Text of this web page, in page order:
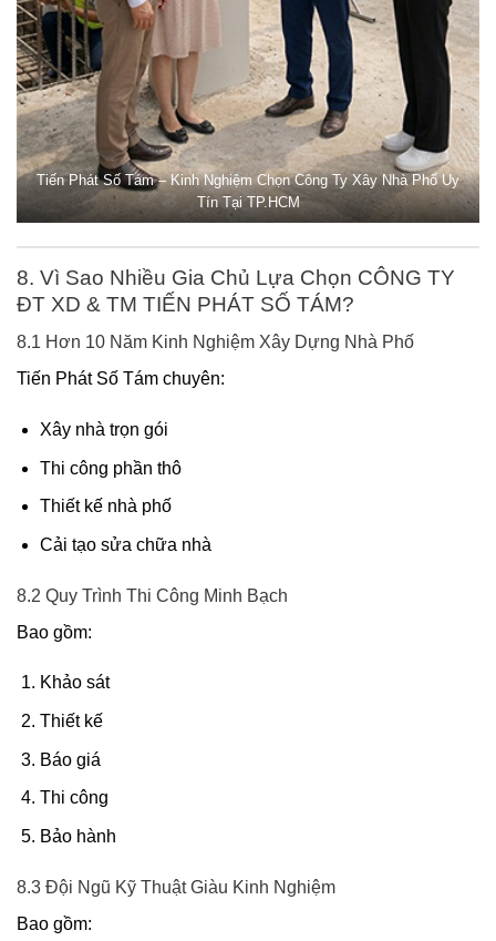
Tiến Phát Số Tám – Kinh Nghiệm Chọn Công Ty Xây Nhà Phố Uy
Tín Tại TP.HCM
8. Vì Sao Nhiều Gia Chủ Lựa Chọn CÔNG TY
ĐT XD & TM TIẾN PHÁT SỐ TÁM?
8.1 Hơn 10 Năm Kinh Nghiệm Xây Dựng Nhà Phố
Tiến Phát Số Tám chuyên:
Xây nhà trọn gói
Thi công phần thô
Thiết kế nhà phố
Cải tạo sửa chữa nhà
8.2 Quy Trình Thi Công Minh Bạch
Bao gồm:
Khảo sát
Thiết kế
Báo giá
Thi công
Bảo hành
8.3 Đội Ngũ Kỹ Thuật Giàu Kinh Nghiệm
Bao gồm: